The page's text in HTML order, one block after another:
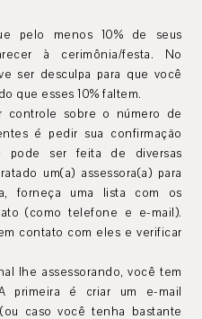
pelo menos 10% de seus
à cerimônia/festa. No
ser desculpa para que você
que esses 10% faltem.
controle sobre o número de
é pedir sua confirmação
pode ser feita de diversas
um(a) assessora(a) para
forneça uma lista com os
(como telefone e e-mail).
contato com eles e verificar
lhe assessorando, você tem
primeira é criar um e-mail
caso você tenha bastante